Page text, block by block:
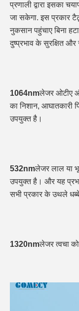
प्रणाली द्वारा इसका
जा सकेगा. इस प्रकार
नुकसान पहुंचाए बिना
दुष्प्रभाव के सुरक्षित
1064nmलेजर ओटीए
का निशान, आघातकारी
उपयुक्त है।
532nmलेजर लाल या
उपयुक्त है। और यह
सभी प्रकार के उथले
1320nmलेजर त्वचा